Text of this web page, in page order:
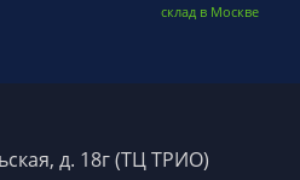
склад в Москве
д. 18г (ТЦ ТРИО)